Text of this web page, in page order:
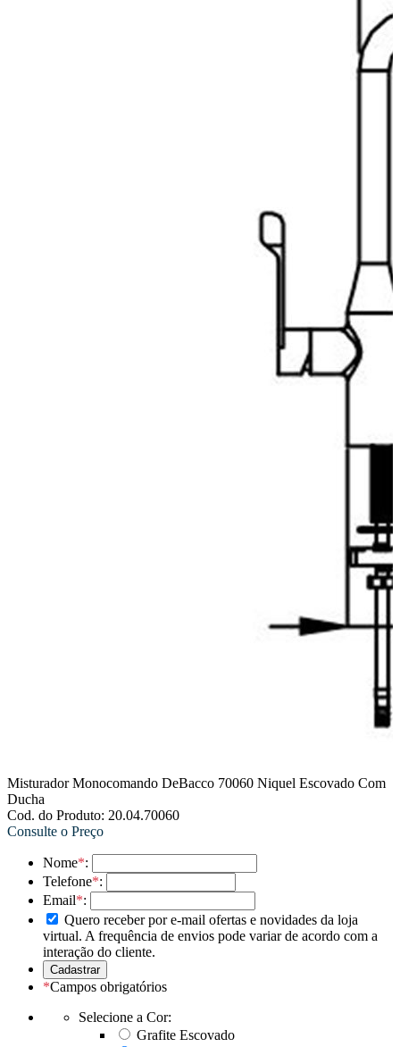
Misturador Monocomando DeBacco 70060 Niquel Escovado Com
Ducha
Cod. do Produto: 20.04.70060
Consulte o Preço
Nome*:
Telefone*:
Email*:
Quero receber por e-mail ofertas e novidades da loja
virtual. A frequência de envios pode variar de acordo com a
interação do cliente.
*Campos obrigatórios
Selecione a Cor:
Grafite Escovado